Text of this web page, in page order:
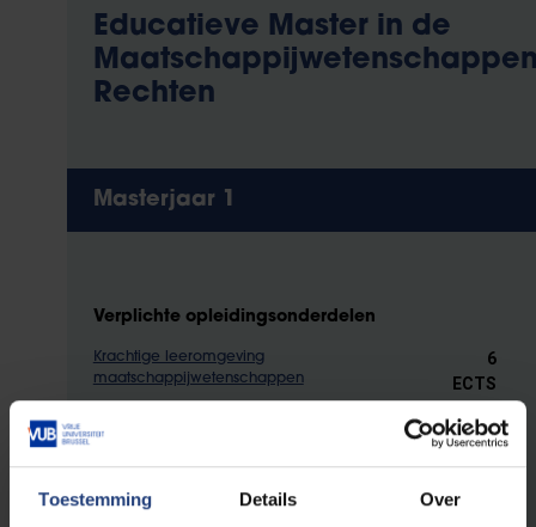
Toestemming Details Over
Educatieve Master in de
Rechten
Masterjaar 1
Verplichte opleidingsonderdelen
Krachtige leeromgeving
maatschappijwetenschappen
6
ECTS
maatschappijwetenschappen
6
ECTS
Vakdidactiek Rechten 1 3 ECTS